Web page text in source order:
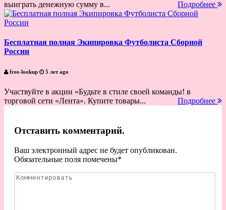
выиграть денежную сумму в... Подробнее
Бесплатная полная Экипировка Футболиста Сборной
России
free-lookup 5 лет ago
Участвуйте в акции «Будьте в стиле своей команды! в
торговой сети «Лента». Купите товары...
Подробнее
Отставить комментарий.
Ваш электронный адрес не будет опубликован.
Обязательные поля помечены*